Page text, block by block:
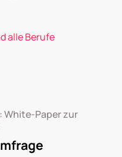
alle Berufe
White-Paper zur